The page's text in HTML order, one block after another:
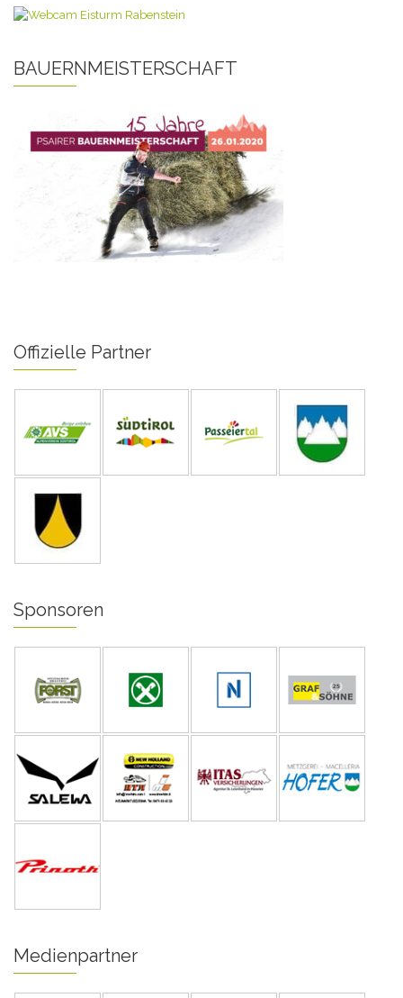
BAUERNMEISTERSCHAFT
Offizielle Partner
Sponsoren
Medienpartner